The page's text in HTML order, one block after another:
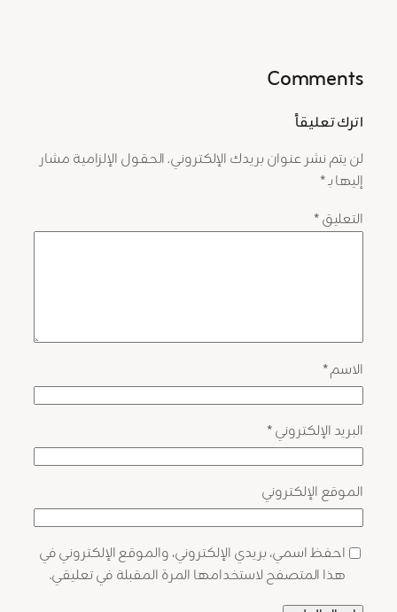
Comments
اترك تعليقاً
لن يتم نشر عنوان بريدك الإلكتروني.الحقول الإلزامية مشار
إليها بـ*
التعليق*
الاسم*
البريد الإلكتروني*
الموقع الإلكتروني
احفظ اسمي، بريدي الإلكتروني، والموقع الإلكتروني في
هذا المتصفح لاستخدامها المرة المقبلة في تعليقي.